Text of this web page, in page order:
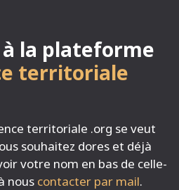
la plateforme
territoriale
territoriale .org se veut
souhaitez dores et déjà
votre nom en bas de celle-
nous contacter par mail.